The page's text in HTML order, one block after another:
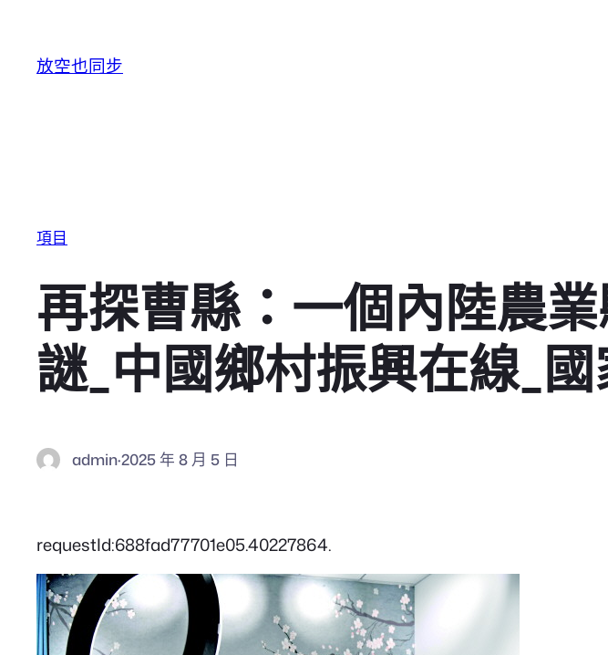
放空也同步
項目
再探曹縣：一個內陸農
謎_中國鄉村振興在線_
admin·2025 年 8 月 5 日
requestId:688fad77701e05.40227864.